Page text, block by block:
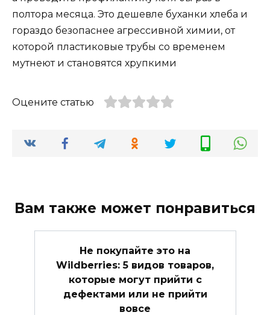
полтора месяца. Это дешевле буханки хлеба и
гораздо безопаснее агрессивной химии, от
которой пластиковые трубы со временем
мутнеют и становятся хрупкими
Оцените статью
Вам также может понравиться
Не покупайте это на
Wildberries: 5 видов товаров,
которые могут прийти с
дефектами или не прийти
вовсе